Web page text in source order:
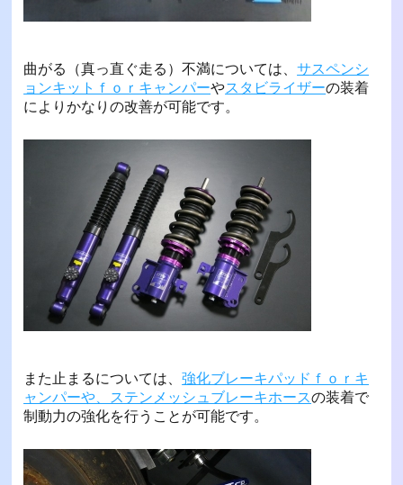
曲がる（真っ直ぐ走る）不満については、サスペンシ
ョンキットｆｏｒキャンパーやスタビライザーの装着
によりかなりの改善が可能です。
また止まるについては、強化ブレーキパッドｆｏｒキ
ャンパーや、ステンメッシュブレーキホースの装着で
制動力の強化を行うことが可能です。